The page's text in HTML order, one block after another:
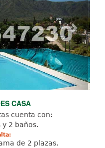
CASA
cuenta con:
2 baños.
de 2 plazas,